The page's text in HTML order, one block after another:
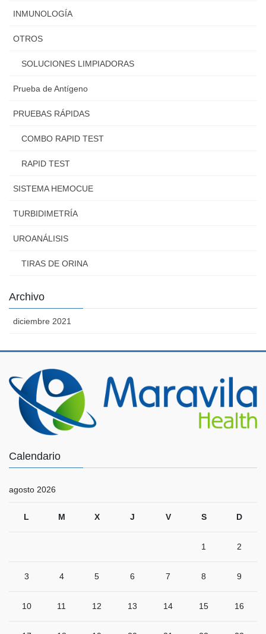
INMUNOLOGÍA
OTROS
SOLUCIONES LIMPIADORAS
Prueba de Antígeno
PRUEBAS RÁPIDAS
COMBO RAPID TEST
RAPID TEST
SISTEMA HEMOCUE
TURBIDIMETRÍA
UROANÁLISIS
TIRAS DE ORINA
Archivo
diciembre 2021
Calendario
agosto 2026
L M X J V S D
1 2
3 4 5 6 7 8 9
10 11 12 13 14 15 16